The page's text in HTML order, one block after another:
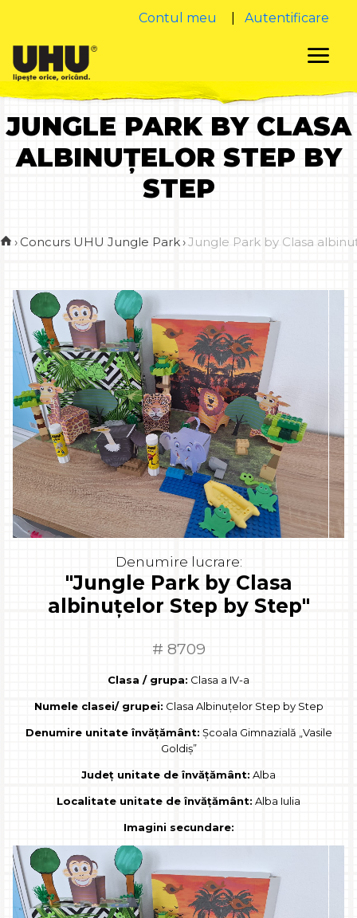
Contul meu Autentificare
JUNGLE PARK BY CLASA
ALBINUȚELOR STEP BY
STEP
› Concurs UHU Jungle Park›Jungle Park by Clasa
Denumire lucrare:
"Jungle Park by Clasa
albinuțelor Step by Step"
# 8709
Clasa / grupa: Clasa a IV-a
Numele clasei/ grupei: Clasa Albinuțelor Step by Step
Denumire unitate învățământ: Școala Gimnazială „Vasile
Goldiș”
Județ unitate de învățământ: Alba
Localitate unitate de învățământ: Alba Iulia
Imagini secundare: